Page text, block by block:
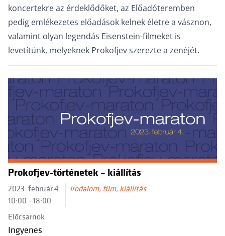
koncertekre az érdeklődőket, az Előadóteremben
pedig emlékezetes előadások kelnek életre a vásznon,
valamint olyan legendás Eisenstein-filmeket is
levetítünk, melyeknek Prokofjev szerezte a zenéjét.
Prokofjev-történetek – kiállítás
2023. február 4.
10:00 - 18:00
Irodalom, film, kiállítás
Előcsarnok
Ingyenes